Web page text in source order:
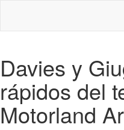
Davies y
rápidos del
Motorland